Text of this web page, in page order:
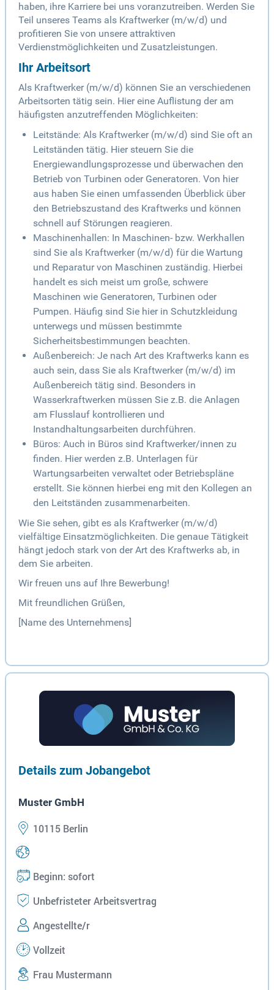
haben, ihre Karriere bei uns voranzutreiben. Werden Sie
Teil unseres Teams als Kraftwerker (m/w/d) und
profitieren Sie von unsere attraktiven
Verdienstmöglichkeiten und Zusatzleistungen.
Ihr Arbeitsort
Als Kraftwerker (m/w/d) können Sie an verschiedenen
Arbeitsorten tätig sein. Hier eine Auflistung der am
häufigsten anzutreffenden Möglichkeiten:
Leitstände: Als Kraftwerker (m/w/d) sind Sie oft an
Leitständen tätig. Hier steuern Sie die
Energiewandlungsprozesse und überwachen den
Betrieb von Turbinen oder Generatoren. Von hier
aus haben Sie einen umfassenden Überblick über
den Betriebszustand des Kraftwerks und können
schnell auf Störungen reagieren.
Maschinenhallen: In Maschinen- bzw. Werkhallen
sind Sie als Kraftwerker (m/w/d) für die Wartung
und Reparatur von Maschinen zuständig. Hierbei
handelt es sich meist um große, schwere
Maschinen wie Generatoren, Turbinen oder
Pumpen. Häufig sind Sie hier in Schutzkleidung
unterwegs und müssen bestimmte
Sicherheitsbestimmungen beachten.
Außenbereich: Je nach Art des Kraftwerks kann es
auch sein, dass Sie als Kraftwerker (m/w/d) im
Außenbereich tätig sind. Besonders in
Wasserkraftwerken müssen Sie z.B. die Anlagen
am Flusslauf kontrollieren und
Instandhaltungsarbeiten durchführen.
Büros: Auch in Büros sind Kraftwerker/innen zu
finden. Hier werden z.B. Unterlagen für
Wartungsarbeiten verwaltet oder Betriebspläne
erstellt. Sie können hierbei eng mit den Kollegen an
den Leitständen zusammenarbeiten.
Wie Sie sehen, gibt es als Kraftwerker (m/w/d)
vielfältige Einsatzmöglichkeiten. Die genaue Tätigkeit
hängt jedoch stark von der Art des Kraftwerks ab, in
dem Sie arbeiten.
Wir freuen uns auf Ihre Bewerbung!
Mit freundlichen Grüßen,
[Name des Unternehmens]
Details zum Jobangebot
Muster GmbH
10115 Berlin
Beginn: sofort
Unbefristeter Arbeitsvertrag
Angestellte/r
Vollzeit
Frau Mustermann